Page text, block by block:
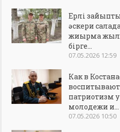
Ерлі
әскери
жиырма жыл
бірге...
07.05.2026 12:59
Как в
воспитывают
патриотизм у
молодежи и...
07.05.2026 10:50